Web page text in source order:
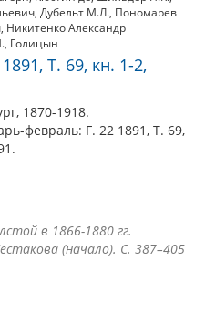
, Дубельт М.Л., Пономарев
, Никитенко Александр
, Голицын
Т. 69, кн. 1-2,
1870-1918.
февраль: Г. 22 1891, Т. 69,
в 1866-1880 гг.
(начало). С. 387–405